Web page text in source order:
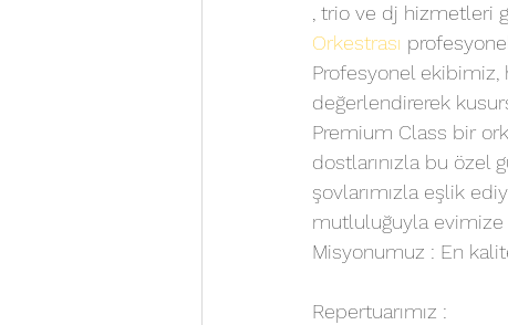
, trio ve dj hizmetleri
Orkestrası
Profesyonel ekibimiz,
değerlendirerek
Premium Class bir
dostlarınızla bu özel
şovlarımızla eşlik
mutluluğuyla evimize
Misyonumuz : En
Repertuarımız :